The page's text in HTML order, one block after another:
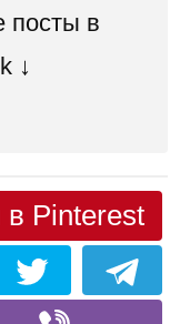
посты в
↓
в Pinterest